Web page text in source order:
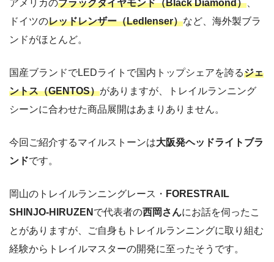
アメリカのブラックダイヤモンド（Black Diamond）
ドイツのレッドレンザー（Ledlenser）など、海外製ブラ
ンドがほとんど。
国産ブランドでLEDライトで国内トップシェアを誇るジェ
ントス（GENTOS）がありますが、トレイルランニング
シーンに合わせた商品展開はあまりありません。
今回ご紹介するマイルストーンは大阪発ヘッドライトブラ
ンドです。
岡山のトレイルランニングレース・ FORESTRAIL
SHINJO-HIRUZEN で代表者の西岡さんにお話を伺ったこ
とがありますが、ご自身もトレイルランニングに取り組む
経験からトレイルマスターの開発に至ったそうです。